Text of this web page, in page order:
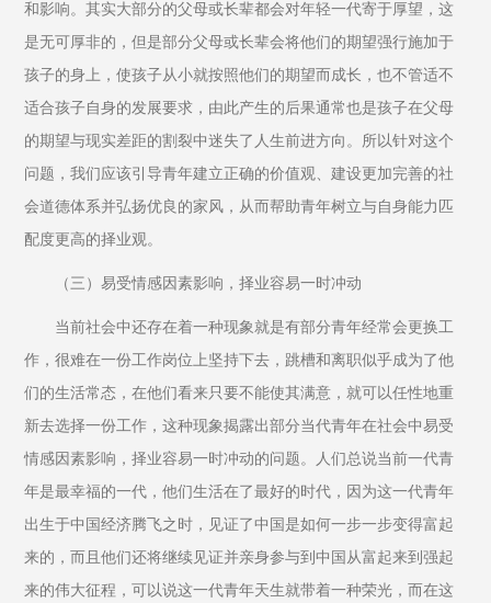
和影响。其实大部分的父母或长辈都会对年轻一代寄于厚望，这
是无可厚非的，但是部分父母或长辈会将他们的期望强行施加于
孩子的身上，使孩子从小就按照他们的期望而成长，也不管适不
适合孩子自身的发展要求，由此产生的后果通常也是孩子在父母
的期望与现实差距的割裂中迷失了人生前进方向。所以针对这个
问题，我们应该引导青年建立正确的价值观、建设更加完善的社
会道德体系并弘扬优良的家风，从而帮助青年树立与自身能力匹
配度更高的择业观。
（三）易受情感因素影响，择业容易一时冲动
当前社会中还存在着一种现象就是有部分青年经常会更换工
作，很难在一份工作岗位上坚持下去，跳槽和离职似乎成为了他
们的生活常态，在他们看来只要不能使其满意，就可以任性地重
新去选择一份工作，这种现象揭露出部分当代青年在社会中易受
情感因素影响，择业容易一时冲动的问题。人们总说当前一代青
年是最幸福的一代，他们生活在了最好的时代，因为这一代青年
出生于中国经济腾飞之时，见证了中国是如何一步一步变得富起
来的，而且他们还将继续见证并亲身参与到中国从富起来到强起
来的伟大征程，可以说这一代青年天生就带着一种荣光，而在这